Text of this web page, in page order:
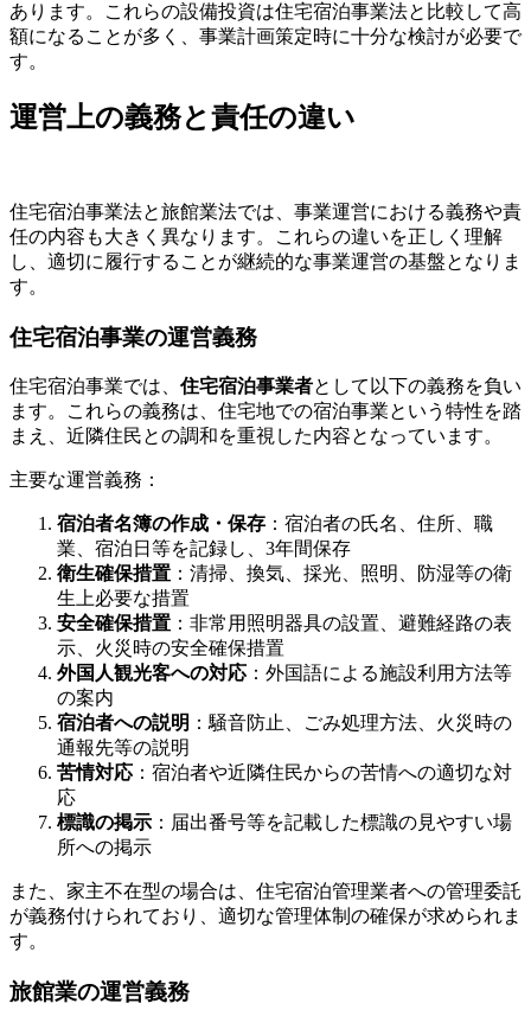
あります。これらの設備投資は住宅宿泊事業法と比較して高
額になることが多く、事業計画策定時に十分な検討が必要で
す。
運営上の義務と責任の違い
住宅宿泊事業法と旅館業法では、事業運営における義務や責
任の内容も大きく異なります。これらの違いを正しく理解
し、適切に履行することが継続的な事業運営の基盤となりま
す。
住宅宿泊事業の運営義務
住宅宿泊事業では、 住宅宿泊事業者として以下の義務を負い
ます。これらの義務は、住宅地での宿泊事業という特性を踏
まえ、近隣住民との調和を重視した内容となっています。
主要な運営義務：
宿泊者名簿の作成・保存 ：宿泊者の氏名、住所、職
業、宿泊日等を記録し、3年間保存
衛生確保措置 ：清掃、換気、採光、照明、防湿等の衛
生上必要な措置
安全確保措置 ：非常用照明器具の設置、避難経路の表
示、火災時の安全確保措置
外国人観光客への対応 ：外国語による施設利用方法等
の案内
宿泊者への説明 ：騒音防止、ごみ処理方法、火災時の
通報先等の説明
苦情対応 ：宿泊者や近隣住民からの苦情への適切な対
応
標識の掲示 ：届出番号等を記載した標識の見やすい場
所への掲示
また、家主不在型の場合は、住宅宿泊管理業者への管理委託
が義務付けられており、適切な管理体制の確保が求められま
す。
旅館業の運営義務